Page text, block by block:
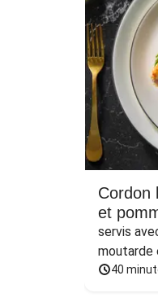
Cordon
et
servis
moutarde
40